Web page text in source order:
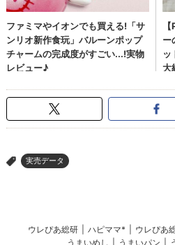
> 実売データ
ウレぴあ総研 ハピママ* ウレぴあ
うまいめし
うまいパン